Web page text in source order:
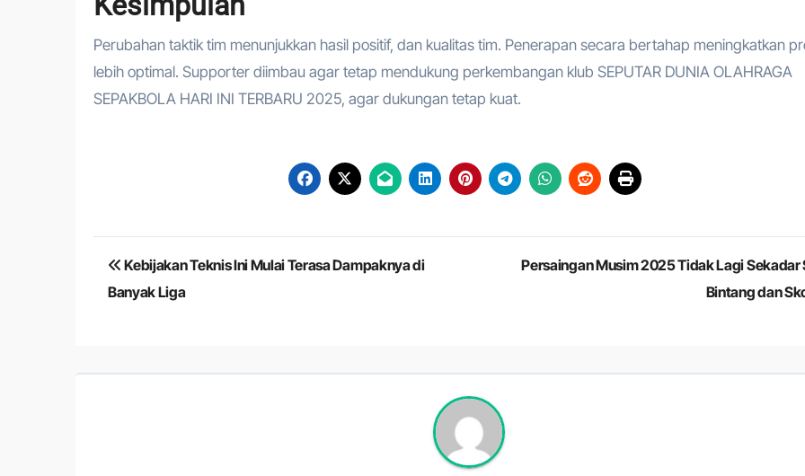
Perubahan taktik tim menunjukkan hasil positif, dan kualitas tim. Penerapan secara bertahap meningkatkan
lebih optimal. Supporter diimbau agar tetap mendukung perkembangan klub SEPUTAR DUNIA OLAHRAGA
SEPAKBOLA HARI INI TERBARU 2025, agar dukungan tetap kuat.
Navigasi
pos
Kebijakan Teknis Ini Mulai Terasa Dampaknya di
Banyak Liga
Persaingan Musim 2025 Tidak Lagi Sekadar
Bintang dan